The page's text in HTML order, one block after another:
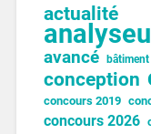
actualité
avancé bâtiment
conception
concours 2019
concours 2026